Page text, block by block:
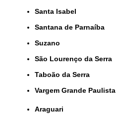
Santa Isabel
Santana de Parnaíba
Suzano
São Lourenço da Serra
Taboão da Serra
Vargem Grande Paulista
Araguari